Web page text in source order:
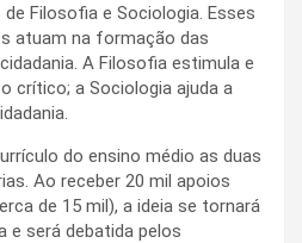
Filosofia e Sociologia. Esses
atuam na formação das
A Filosofia estimula e
crítico; a Sociologia ajuda a
do ensino médio as duas
Ao receber 20 mil apoios
de 15 mil), a ideia se tornará
e será debatida pelos